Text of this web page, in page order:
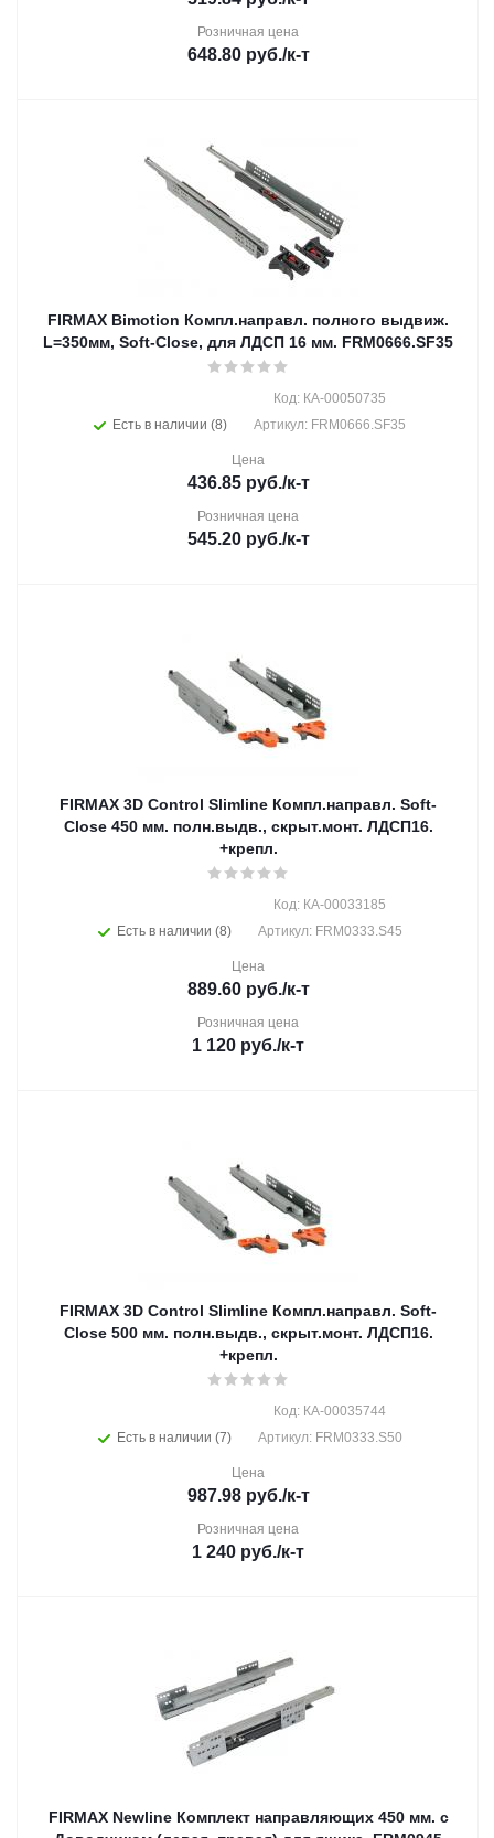
Розничная цена
648.80руб./к-т
FIRMAX Bimotion Компл.направл. полного выдвиж.
L=350мм, Soft-Close, для ЛДСП 16 мм. FRM0666.SF35
Есть в наличии (8)
Код: КА-00050735
Артикул: FRM0666.SF35
Цена
436.85руб./к-т
Розничная цена
545.20руб./к-т
FIRMAX 3D Control Slimline Компл.направл. Soft-
Close 450 мм. полн.выдв., скрыт.монт. ЛДСП16.
+крепл.
Есть в наличии (8)
Код: КА-00033185
Артикул: FRM0333.S45
Цена
889.60руб./к-т
Розничная цена
1 120 руб./к-т
FIRMAX 3D Control Slimline Компл.направл. Soft-
Close 500 мм. полн.выдв., скрыт.монт. ЛДСП16.
+крепл.
Есть в наличии (7)
Код: КА-00035744
Артикул: FRM0333.S50
Цена
987.98руб./к-т
Розничная цена
1 240 руб./к-т
FIRMAX Newline Комплект направляющих 450 мм. с